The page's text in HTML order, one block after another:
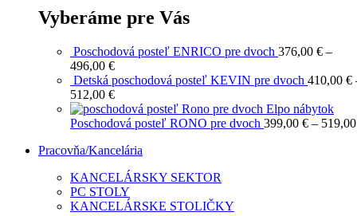
Vyberáme pre Vás
Poschodová posteľ ENRICO pre dvoch 376,00 € –
496,00 €Price
range:
376,00 €
through
496,00 €
Detská poschodová posteľ KEVIN pre dvoch 410,00 €
512,00 €Price
range:
410,00 €
512,00 €
Poschodová posteľ RONO pre dvoch 399,00 € –
Pracovňa/Kancelária
KANCELÁRSKY SEKTOR
PC STOLY
KANCELÁRSKE STOLIČKY